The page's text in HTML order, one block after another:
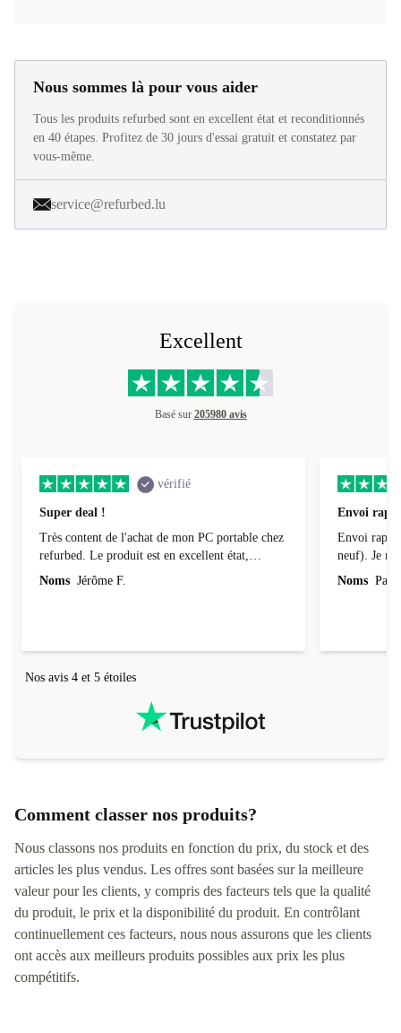
Nous sommes là pour vous aider
Tous les produits refurbed sont en excellent état et reconditionnés
en 40 étapes. Profitez de 30 jours d'essai gratuit et constatez par
vous-même.
service@refurbed.lu
Excellent
Basé sur 205980 avis
vérifié
Super deal !
Très content de l'achat de mon PC portable chez
refurbed. Le produit est en excellent état,
parfaitement conforme à la description et tourne
Noms Jérôme F.
Envoi
Envoi
neuf). Je
Noms
Nos avis 4 et 5 étoiles
Comment classer nos produits?
Nous classons nos produits en fonction du prix, du stock et des
articles les plus vendus. Les offres sont basées sur la meilleure
valeur pour les clients, y compris des facteurs tels que la qualité
du produit, le prix et la disponibilité du produit. En contrôlant
continuellement ces facteurs, nous nous assurons que les clients
ont accès aux meilleurs produits possibles aux prix les plus
compétitifs.